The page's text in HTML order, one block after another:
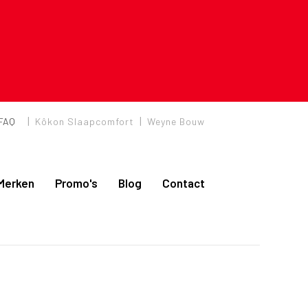
| Kôkon Slaapcomfort | Weyne Bouw
Promo's Blog Contact